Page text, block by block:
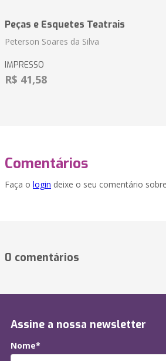
Peças e Esquetes Teatrais
Peterson Soares da Silva
IMPRESSO
R$ 41,58
Comentários
Faça o login deixe o seu comentário
0 comentários
Assine a nossa newsletter
Nome*